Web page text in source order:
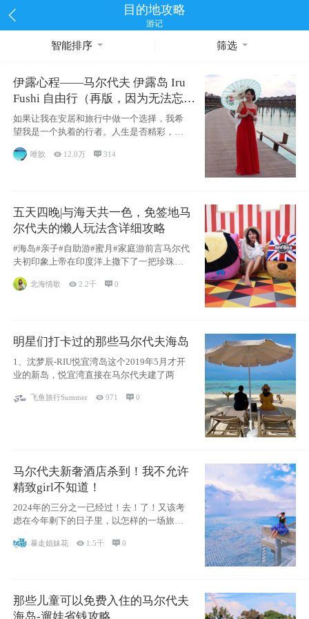
目的地攻略
游记
智能排序 筛选
伊露心程——马尔代夫 伊露岛 Iru
Fushi 自由行（再版，因为无法忘却
的留恋）
如果让我在安居和旅行中做一个选择，我希
望我是一个执着的行者。人生是否精彩，都
源于自己
唯歆  12.0万  314
五天四晚|与海天共一色，免签地马
尔代夫的懒人玩法含详细攻略
#海岛#亲子#自助游#蜜月#家庭游前言马尔代
夫初印象上帝在印度洋上撒下了一把珍珠，
北海情歌 2.2千 0
明星们打卡过的那些马尔代夫海岛
1、沈梦辰-RIU悦宜湾岛这个2019年5月才开
业的新岛，悦宜湾直接在马尔代夫建了两
飞鱼旅行Summer 971 0
马尔代夫新奢酒店杀到！我不允许
精致girl不知道！
2024年的三分之一已经过！去！了！又该考
虑在今年剩下的日子里，以怎样的一场旅行
暴走姐妹花  1.5千 0
那些儿童可以免费入住的马尔代夫